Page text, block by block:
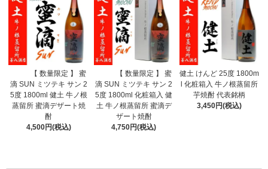
【 数量限定 】 蜜
滴 SUN ミツテキ サン 2
5度 1800ml 健土 牛ノ根
蒸留所 蜜滴デザート焼
酎
4,500円(税込)
【 数量限定 】 蜜
滴 SUN ミツテキ サン 2
5度 1800ml 化粧箱入 健
土 牛ノ根蒸留所 蜜滴デ
ザート焼酎
4,750円(税込)
健土 けんど 25度 1800m
l 化粧箱入 牛ノ根蒸留所
芋焼酎 代表銘柄
3,450円(税込)